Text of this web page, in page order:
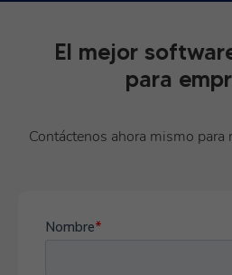
El mejor
para
Contáctenos ahora mismo